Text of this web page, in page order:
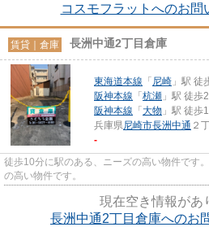
コスモフラットへのお問
賃貸｜倉庫 長洲中通2丁目倉庫
東海道本線 「 尼崎 」駅 徒
阪神本線 「 杭瀬 」駅 徒歩
阪神本線 「 大物 」駅 徒歩
兵庫県尼崎市長洲中通 ２
-
徒歩10分に駅のある、ニーズの高い物件です
の高い物件です。
現在空き情報があ
長洲中通2丁目倉庫へのお